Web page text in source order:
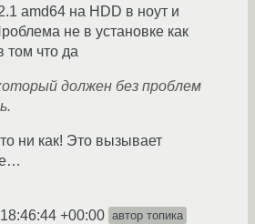
amd64 на HDD в ноут и
не в установке как
том что да
должен без проблем
ни как! Это вызывает
+00:00 автор топика